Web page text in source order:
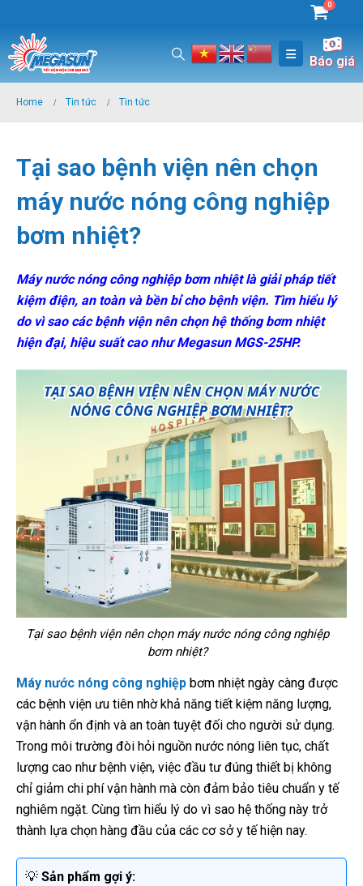
0
Báo giá
Home Tin tức Tin tức
Tại sao bệnh viện nên chọn
máy nước nóng công nghiệp
bơm nhiệt?
Máy nước nóng công nghiệp bơm nhiệt là giải pháp tiết
kiệm điện, an toàn và bền bỉ cho bệnh viện. Tìm hiểu lý
do vì sao các bệnh viện nên chọn hệ thống bơm nhiệt
hiện đại, hiệu suất cao như Megasun MGS-25HP.
Tại sao bệnh viện nên chọn máy nước nóng công nghiệp
bơm nhiệt?
Máy nước nóng công nghiệp bơm nhiệt ngày càng được
các bệnh viện ưu tiên nhờ khả năng tiết kiệm năng lượng,
vận hành ổn định và an toàn tuyệt đối cho người sử dụng.
Trong môi trường đòi hỏi nguồn nước nóng liên tục, chất
lượng cao như bệnh viện, việc đầu tư đúng thiết bị không
chỉ giảm chi phí vận hành mà còn đảm bảo tiêu chuẩn y tế
nghiêm ngặt. Cùng tìm hiểu lý do vì sao hệ thống này trở
thành lựa chọn hàng đầu của các cơ sở y tế hiện nay.
💡 Sản phẩm gợi ý: